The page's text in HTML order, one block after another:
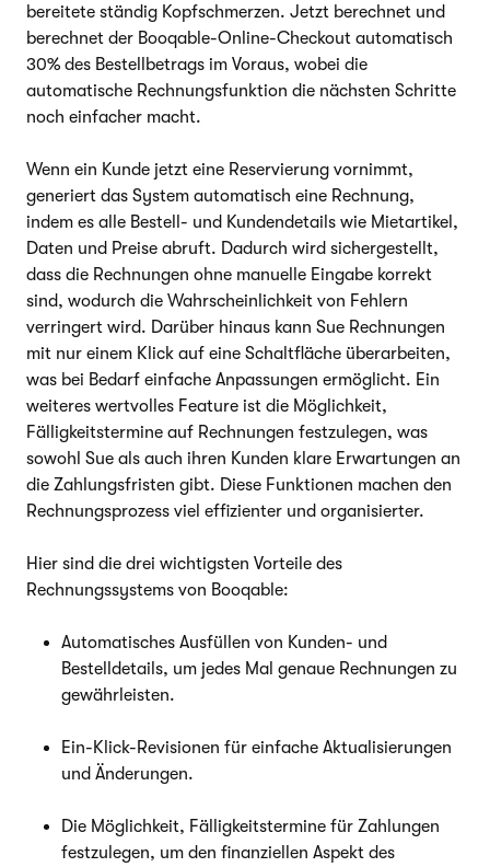
bereitete ständig Kopfschmerzen. Jetzt berechnet und
berechnet der Booqable-Online-Checkout automatisch
30% des Bestellbetrags im Voraus, wobei die
automatische Rechnungsfunktion die nächsten Schritte
noch einfacher macht.
Wenn ein Kunde jetzt eine Reservierung vornimmt,
generiert das System automatisch eine Rechnung,
indem es alle Bestell- und Kundendetails wie Mietartikel,
Daten und Preise abruft. Dadurch wird sichergestellt,
dass die Rechnungen ohne manuelle Eingabe korrekt
sind, wodurch die Wahrscheinlichkeit von Fehlern
verringert wird. Darüber hinaus kann Sue Rechnungen
mit nur einem Klick auf eine Schaltfläche überarbeiten,
was bei Bedarf einfache Anpassungen ermöglicht. Ein
weiteres wertvolles Feature ist die Möglichkeit,
Fälligkeitstermine auf Rechnungen festzulegen, was
sowohl Sue als auch ihren Kunden klare Erwartungen an
die Zahlungsfristen gibt. Diese Funktionen machen den
Rechnungsprozess viel effizienter und organisierter.
Hier sind die drei wichtigsten Vorteile des
Rechnungssystems von Booqable:
Automatisches Ausfüllen von Kunden- und
Bestelldetails, um jedes Mal genaue Rechnungen zu
gewährleisten.
Ein-Klick-Revisionen für einfache Aktualisierungen
und Änderungen.
Die Möglichkeit, Fälligkeitstermine für Zahlungen
festzulegen, um den finanziellen Aspekt des